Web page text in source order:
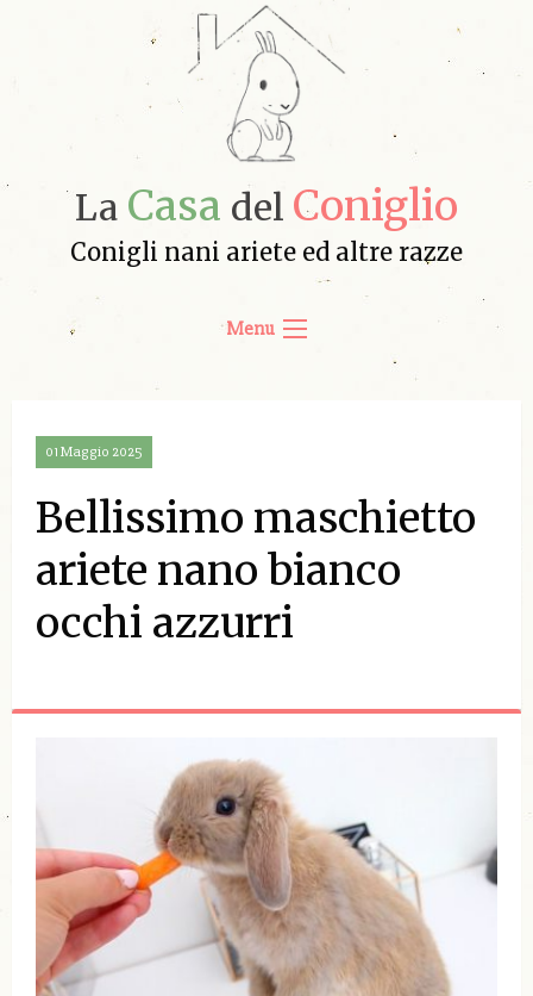
La Casa del Coniglio
Conigli nani ariete ed altre razze
Menu
01 Maggio 2025
Bellissimo maschietto
ariete nano bianco
occhi azzurri